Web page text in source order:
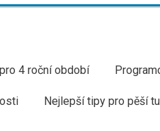
4 roční období
Nejlepší tipy pro pěší